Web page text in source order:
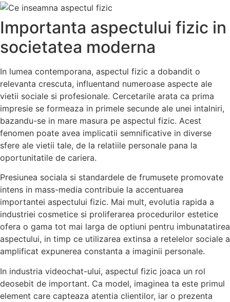
Importanta aspectului fizic in
societatea moderna
In lumea contemporana, aspectul fizic a dobandit o
relevanta crescuta, influentand numeroase aspecte ale
vietii sociale si profesionale. Cercetarile arata ca prima
impresie se formeaza in primele secunde ale unei intalniri,
bazandu-se in mare masura pe aspectul fizic. Acest
fenomen poate avea implicatii semnificative in diverse
sfere ale vietii tale, de la relatiile personale pana la
oportunitatile de cariera.
Presiunea sociala si standardele de frumusete promovate
intens in mass-media contribuie la accentuarea
importantei aspectului fizic. Mai mult, evolutia rapida a
industriei cosmetice si proliferarea procedurilor estetice
ofera o gama tot mai larga de optiuni pentru imbunatatirea
aspectului, in timp ce utilizarea extinsa a retelelor sociale a
amplificat expunerea constanta a imaginii personale.
In industria videochat-ului, aspectul fizic joaca un rol
deosebit de important. Ca model, imaginea ta este primul
element care capteaza atentia clientilor, iar o prezenta